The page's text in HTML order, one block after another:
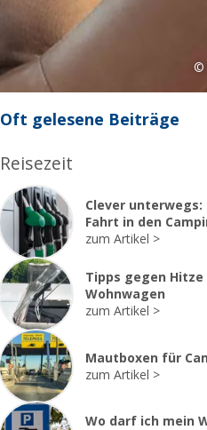
©
Oft gelesene Beiträge
Reisezeit
Clever
Fahrt in den
zum Artikel
Tipps gegen
Wohnwagen
zum Artikel
Mautboxen für
zum Artikel
Wo darf ich mein